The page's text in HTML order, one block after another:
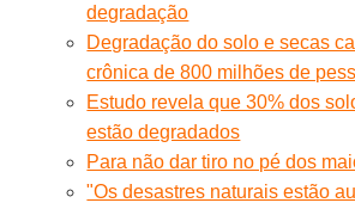
degradação
Degradação do solo e secas
crônica de 800 milhões de
Estudo revela que 30% dos
estão degradados
Para não dar tiro no pé dos
"Os desastres naturais estão